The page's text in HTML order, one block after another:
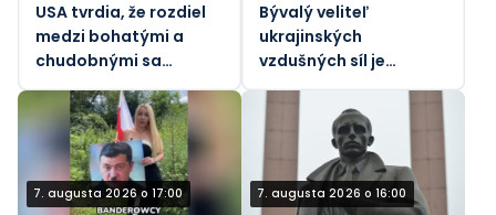
USA tvrdia, že rozdiel
medzi bohatými a
chudobnými sa
zmenšuje napriek
prudko rastúcim
životným nákladom.
Bývalý veliteľ
ukrajinských
vzdušných síl je
predmetom nového
vyšetrovania korupcie
7. augusta 2026 o 17:00 7. augusta 2026 o 16:00